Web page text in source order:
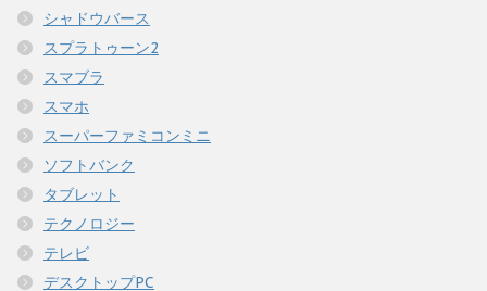
シャドウバース
スプラトゥーン2
スマブラ
スマホ
スーパーファミコンミニ
ソフトバンク
タブレット
テクノロジー
テレビ
デスクトップPC